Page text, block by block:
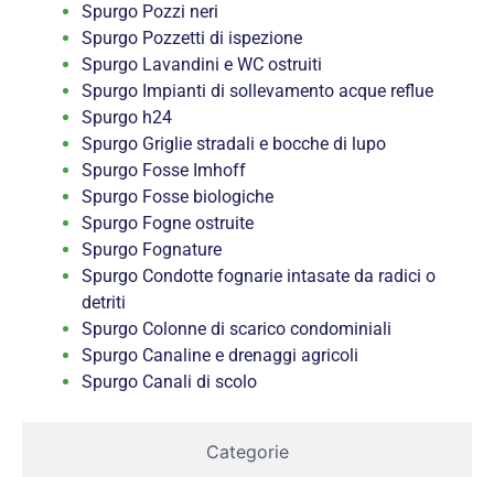
Categorie
Spurgo Pozzi neri
Spurgo Pozzetti di ispezione
Spurgo Lavandini e WC ostruiti
Spurgo Impianti di sollevamento acque reflue
Spurgo h24
Spurgo Griglie stradali e bocche di lupo
Spurgo Fosse Imhoff
Spurgo Fosse biologiche
Spurgo Fogne ostruite
Spurgo Fognature
Spurgo Condotte fognarie intasate da radici o
detriti
Spurgo Colonne di scarico condominiali
Spurgo Canaline e drenaggi agricoli
Spurgo Canali di scolo